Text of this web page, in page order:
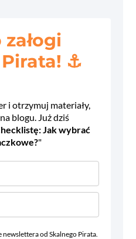
załogi
⚓
i otrzymuj materiały,
blogu. Już dziś
Jak wybrać
"
od Skalnego Pirata.